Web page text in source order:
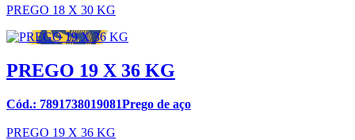
PREGO 18 X 30 KG
PREGO 19 X 36 KG
Cód.: 7891738019081Prego de aço
PREGO 19 X 36 KG